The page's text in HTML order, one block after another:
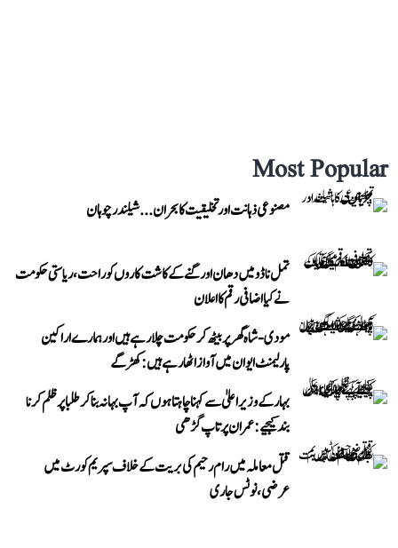
Most Popular
مصنوعی ذہانت اور تخلیقیت کا بحران... شیلندر چوہان
تمل ناڈو میں دھان اور گنے کے کاشت کاروں کو راحت، ریاستی حکومت
نے کیا اضافی رقم کا اعلان
مودی-شاہ گھر پر بیٹھ کر حکومت چلا رہے ہیں اور ہمارے اراکین
پارلیمنٹ ایوان میں آواز اٹھا رہے ہیں: کھڑگے
بہار کے وزیر اعلیٰ سے کہنا چاہتا ہوں کہ آپ بہانہ بنا کر طلبا پر ظلم کرنا
بند کیجیے: عمران پرتاپ گڑھی
قتل معاملہ میں رام رحیم کی بریت کے خلاف سپریم کورٹ میں
عرضی، نوٹس جاری